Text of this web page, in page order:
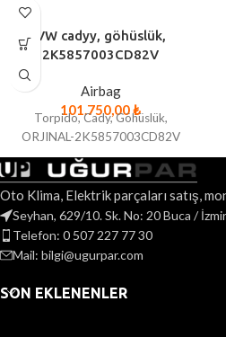
VW cadyy, göhüslük,
2K5857003CD82V
Airbag
101.750,00₺
Torpido, Cady, Göhüslük,
ORJINAL-2K5857003CD82V
Oto Klima, Elektrik parçaları satış,
Seyhan, 629/10. Sk. No: 20 Buca / İzmir
Telefon: 0 507 227 77 30
Mail: bilgi@ugurpar.com
SON EKLENENLER